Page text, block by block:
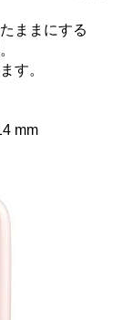
ままにする
す。
mm